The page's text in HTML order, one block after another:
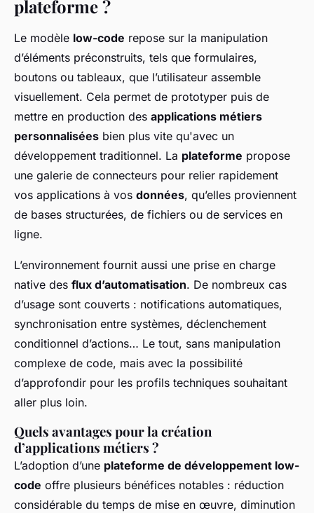
plateforme ?
Le modèle low-code repose sur la manipulation
d’éléments préconstruits, tels que formulaires,
boutons ou tableaux, que l’utilisateur assemble
visuellement. Cela permet de prototyper puis de
mettre en production des applications métiers
personnalisées bien plus vite qu'avec un
développement traditionnel. La plateforme propose
une galerie de connecteurs pour relier rapidement
vos applications à vos données, qu’elles proviennent
de bases structurées, de fichiers ou de services en
ligne.
L’environnement fournit aussi une prise en charge
native des flux d’automatisation. De nombreux cas
d’usage sont couverts : notifications automatiques,
synchronisation entre systèmes, déclenchement
conditionnel d’actions… Le tout, sans manipulation
complexe de code, mais avec la possibilité
d’approfondir pour les profils techniques souhaitant
aller plus loin.
Quels avantages pour la création
d’applications métiers ?
L’adoption d’une plateforme de développement low-
code offre plusieurs bénéfices notables : réduction
considérable du temps de mise en œuvre, diminution